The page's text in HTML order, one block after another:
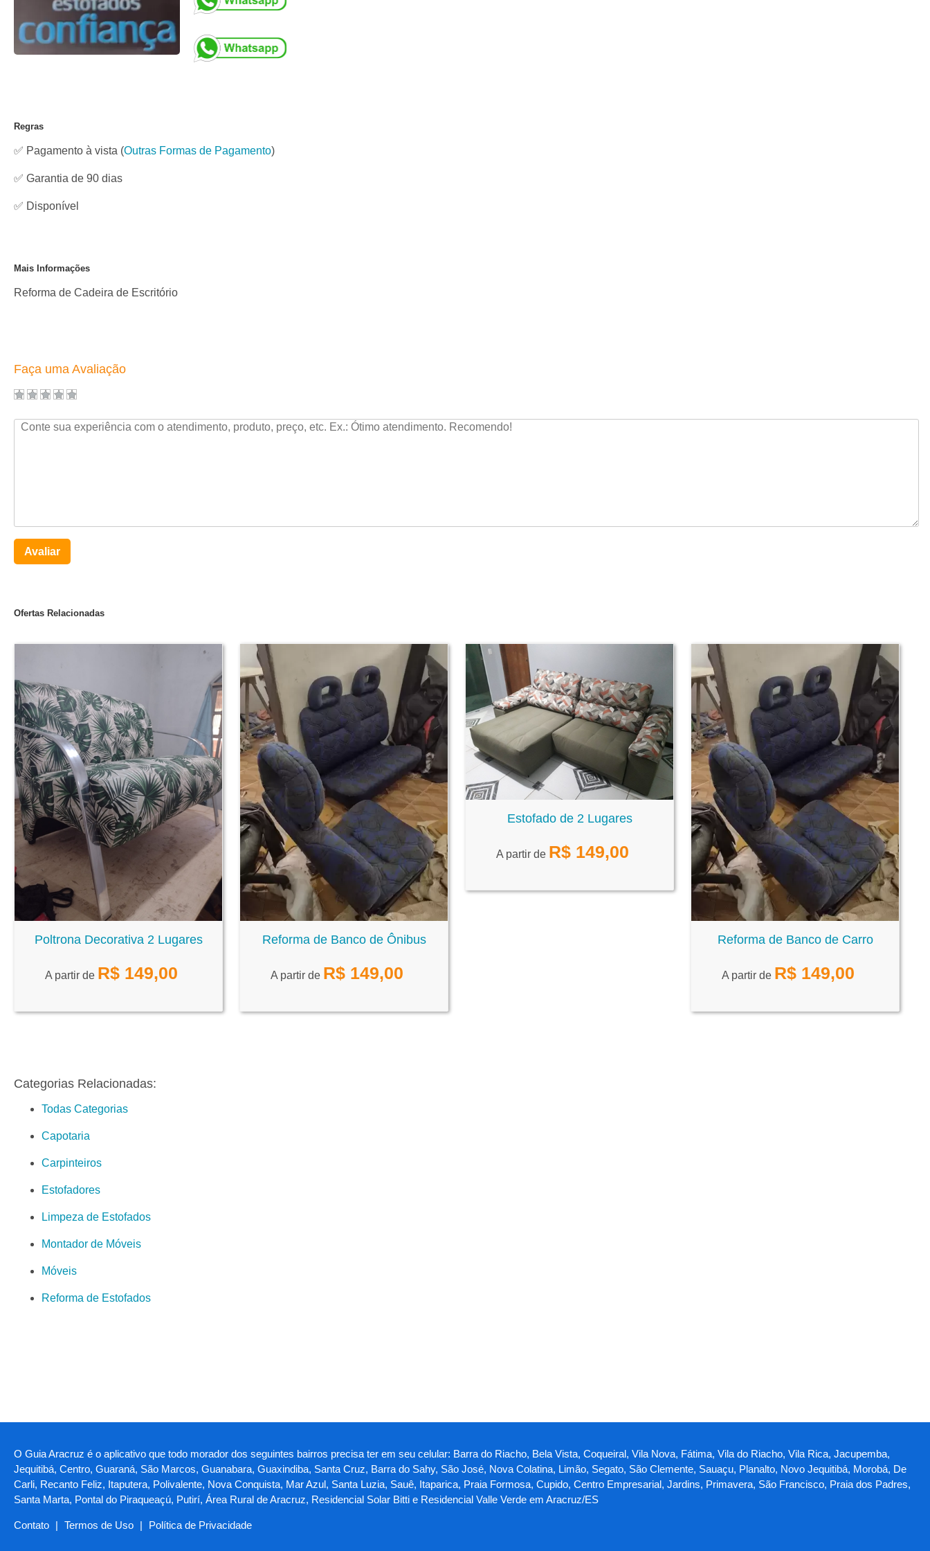
Regras
✅ Pagamento à vista (Outras Formas de Pagamento)
✅ Garantia de 90 dias
✅ Disponível
Mais Informações
Reforma de Cadeira de Escritório
Faça uma Avaliação
Avaliar
Ofertas Relacionadas
Poltrona Decorativa 2 Lugares
A partir de R$ 149,00
Reforma de Banco de Ônibus
A partir de R$ 149,00
Estofado de 2 Lugares
A partir de R$ 149,00
Reforma de Banco de Carro
A partir de R$ 149,00
Categorias Relacionadas:
Todas Categorias
Capotaria
Carpinteiros
Estofadores
Limpeza de Estofados
Montador de Móveis
Móveis
Reforma de Estofados
O Guia Aracruz é o aplicativo que todo morador dos seguintes bairros precisa ter em seu celular: Barra do Riacho, Bela Vista, Coqueiral, Vila Nova, Fátima, Vila do Riacho, Vila Rica, Jacupemba,
Jequitibá, Centro, Guaraná, São Marcos, Guanabara, Guaxindiba, Santa Cruz, Barra do Sahy, São José, Nova Colatina, Limão, Segato, São Clemente, Sauaçu, Planalto, Novo Jequitibá, Morobá, De
Carli, Recanto Feliz, Itaputera, Polivalente, Nova Conquista, Mar Azul, Santa Luzia, Sauê, Itaparica, Praia Formosa, Cupido, Centro Empresarial, Jardins, Primavera, São Francisco, Praia dos Padres,
Santa Marta, Pontal do Piraqueaçú, Putirí, Área Rural de Aracruz, Residencial Solar Bitti e Residencial Valle Verde em Aracruz/ES
Contato | Termos de Uso | Política de Privacidade